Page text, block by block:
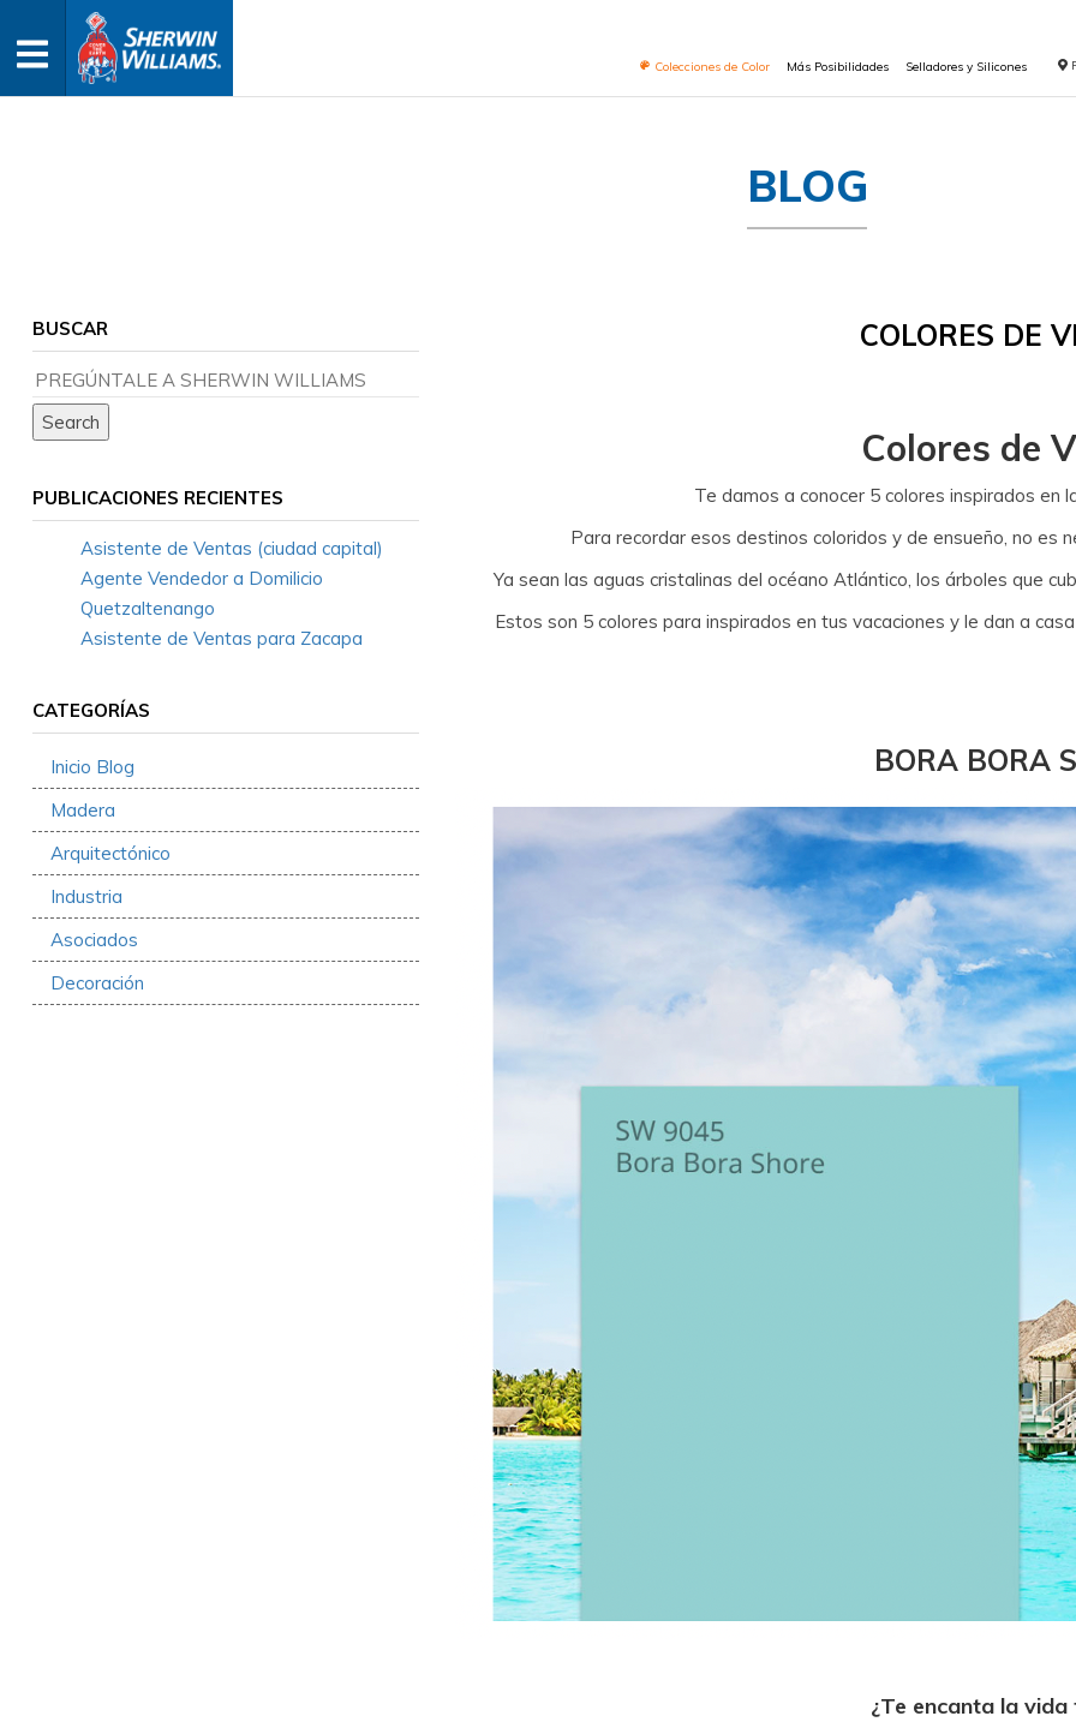
Colecciones de Color Más Posibilidades Selladores y Silicones
BLOG
COLORES DE
Colores de
Te damos a conocer 5 colores inspirados en
Para recordar esos destinos coloridos y de ensueño, no es
Ya sean las aguas cristalinas del océano Atlántico, los árboles que
Estos son 5 colores para inspirados en tus vacaciones y le dan a
BORA BORA
¿Te encanta la
BUSCAR
PUBLICACIONES RECIENTES
Asistente de Ventas (ciudad capital)
Agente Vendedor a Domilicio
Quetzaltenango
Asistente de Ventas para Zacapa
CATEGORÍAS
Inicio Blog
Madera
Arquitectónico
Industria
Asociados
Decoración